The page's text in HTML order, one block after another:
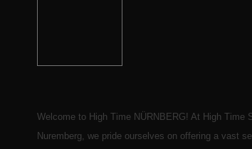
Welcome to High Time NÜRNBERG! At High Time
Nuremberg, we pride ourselves on offering a vast